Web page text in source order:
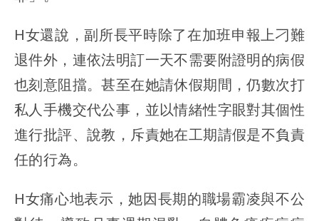
H女還說，副所長平時除了在加班申報上刁難
退件外，連依法明訂一天不需要附證明的病假
也刻意阻擋。甚至在她請休假期間，仍數次打
私人手機交代公事，並以情緒性字眼對其個性
進行批評、說教，斥責她在工期請假是不負責
任的行為。
H女痛心地表示，她因長期的職場霸凌與不公